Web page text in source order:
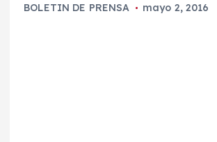
BOLETIN DE PRENSA mayo 2, 2016